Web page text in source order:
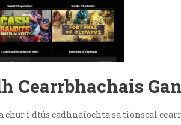
Cearrbhachais
chur i dtús cadhnaíochta sa tionscal